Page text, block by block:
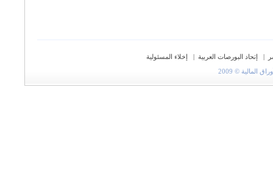
| إتحاد البورصات العربية |
إخلاء المسئولية
© 2009